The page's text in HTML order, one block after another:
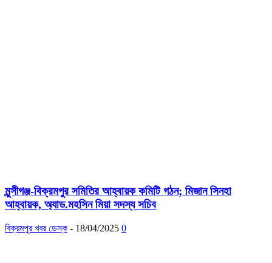
মুন্সীগঞ্জ-বিক্রমপুর সমিতির আহ্বায়ক কমিটি গঠন; মিজান সিনহা
আহ্বায়ক, অ্যাড.মহসিন মিয়া সদস্য সচিব
বিক্রমপুর খবর ডেস্ক - 18/04/2025 0